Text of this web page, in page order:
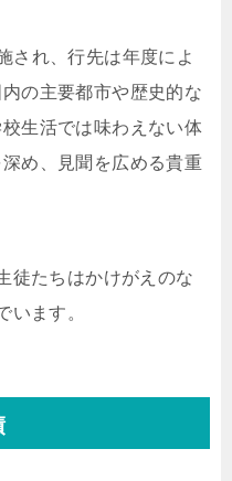
され、行先は年度によ
の主要都市や歴史的な
生活では味わえない体
め、見聞を広める貴重
徒たちはかけがえのな
います。